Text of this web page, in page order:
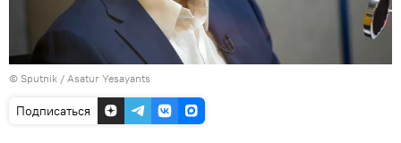
© Sputnik / Asatur Yesayants
Подписаться